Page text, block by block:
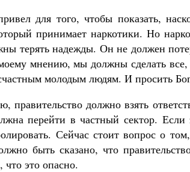
для того, чтобы показать,
принимает наркотики. Но
терять надежды. Он не должен
мнению, мы должны сделать
молодым людям. И просить
должно взять
перейти в частный сектор.
Сейчас стоит вопрос о
быть сказано, что
это опасно.